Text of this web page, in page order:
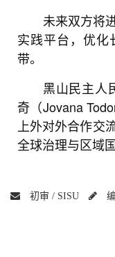
未来双方将
实践平台，优化
带。
黑山民主人
奇（Jovana
上外对外合作交
全球治理与区域
初审 / SISU